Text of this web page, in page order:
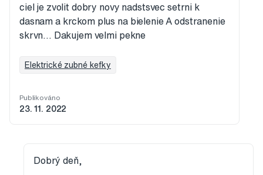
ciel je zvolit dobry novy nadstsvec setrni k
dasnam a krckom plus na bielenie A odstranenie
skrvn... Dakujem velmi pekne
Elektrické zubné kefky
Publikováno
23. 11. 2022
Dobrý deň,